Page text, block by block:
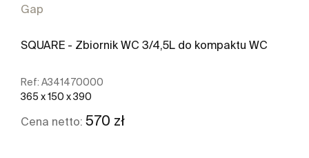
Gap
SQUARE - Zbiornik WC 3/4,5L do kompaktu WC
Ref: A341470000
365 x 150 x 390
Cena netto: 570 zł